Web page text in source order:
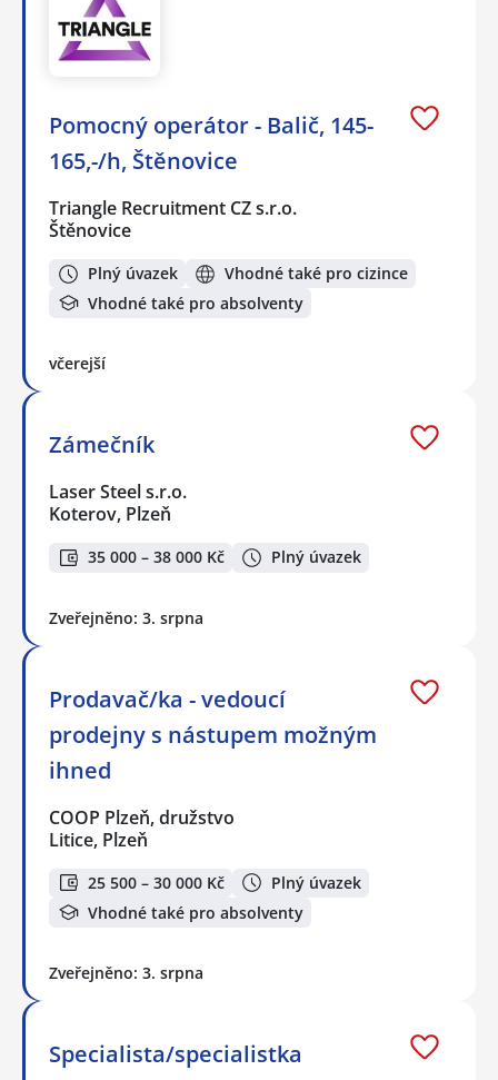
Pomocný operátor - Balič, 145-
165,-/h, Štěnovice
Triangle Recruitment CZ s.r.o.
Štěnovice
Plný úvazek
Vhodné také pro cizince
Vhodné také pro absolventy
včerejší
Zámečník
Laser Steel s.r.o.
Koterov, Plzeň
35 000 – 38 000 Kč Plný úvazek
Zveřejněno: 3. srpna
Prodavač/ka - vedoucí
prodejny s nástupem možným
ihned
COOP Plzeň, družstvo
Litice, Plzeň
25 500 – 30 000 Kč
Plný úvazek
Vhodné také pro absolventy
Zveřejněno: 3. srpna
Specialista/specialistka